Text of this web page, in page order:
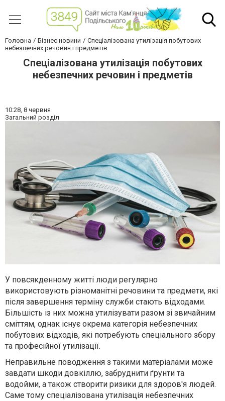
Головна Бізнес новини
Спеціалізована утилізація побутових
небезпечних речовин і предметів
Спеціалізована утилізація побутових
небезпечних речовин і предметів
10:28, 8 червня
Загальний розділ
У повсякденному житті люди регулярно
використовують різноманітні речовини та предмети, які
після завершення терміну служби стають відходами.
Більшість із них можна утилізувати разом зі звичайним
сміттям, однак існує окрема категорія небезпечних
побутових відходів, які потребують спеціального збору
та професійної утилізації.
Неправильне поводження з такими матеріалами може
завдати шкоди довкіллю, забруднити ґрунти та
водойми, а також створити ризики для здоров'я людей.
Саме тому спеціалізована утилізація небезпечних